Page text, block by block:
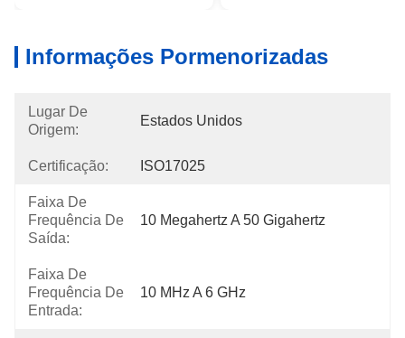
Informações Pormenorizadas
Lugar De
Origem:
Estados Unidos
Certificação: ISO17025
Faixa De
Frequência De
Saída:
10 Megahertz A 50 Gigahertz
Faixa De
Frequência De
Entrada:
10 MHz A 6 GHz